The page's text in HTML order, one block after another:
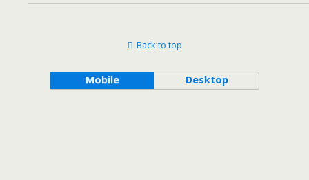
Back to top
Mobile Desktop